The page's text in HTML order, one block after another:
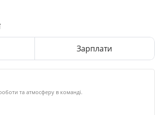
Зарплати
та атмосферу в команді.